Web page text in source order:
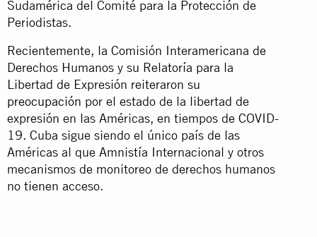
Sudamérica del Comité para la Protección de
Periodistas.
Recientemente, la Comisión Interamericana de
Derechos Humanos y su Relatoría para la
Libertad de Expresión reiteraron su
preocupación por el estado de la libertad de
expresión en las Américas, en tiempos de COVID-
19. Cuba sigue siendo el único país de las
Américas al que Amnistía Internacional y otros
mecanismos de monitoreo de derechos humanos
no tienen acceso.